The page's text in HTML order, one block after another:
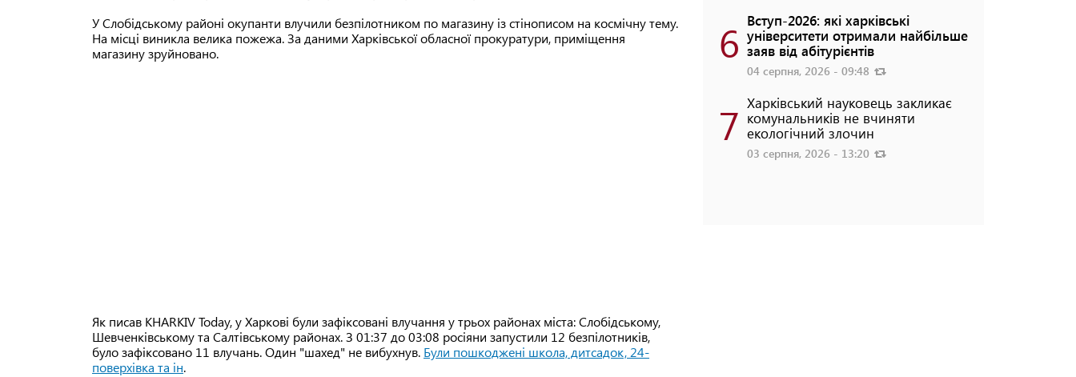
У Слобідському районі окупанти влучили безпілотником по магазину із стінописом на космічну тему.
На місці виникла велика пожежа. За даними Харківської обласної прокуратури, приміщення
магазину зруйновано.
Як писав KHARKIV Today, у Харкові були зафіксовані влучання у трьох районах міста: Слобідському,
Шевченківському та Салтівському районах. З 01:37 до 03:08 росіяни запустили 12 безпілотників,
було зафіксовано 11 влучань. Один "шахед" не вибухнув. Були пошкоджені школа, дитсадок, 24-
поверхівка та ін.
6 Вступ-2026: які харківські
університети отримали найбільше
заяв від абітурієнтів
04 серпня, 2026 - 09:48
7 Харківський науковець закликає
комунальників не вчиняти
екологічний злочин
03 серпня, 2026 - 13:20